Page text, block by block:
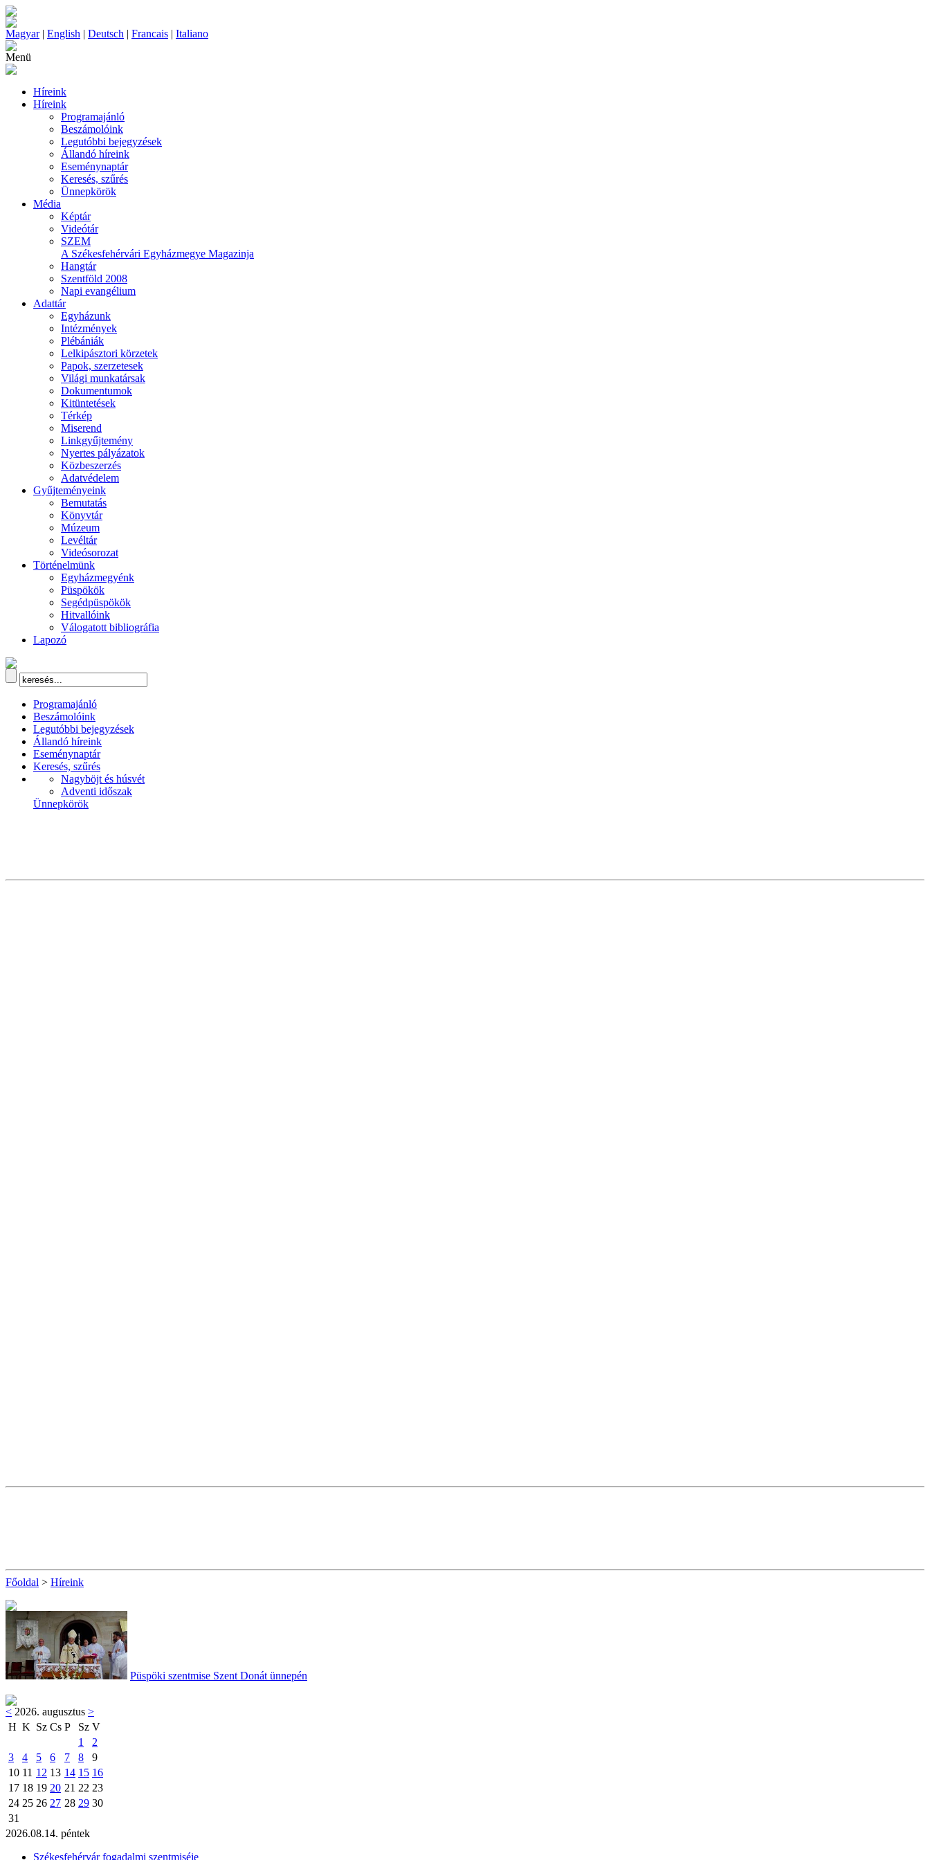
Magyar| English | Deutsch | Francais | Italiano
Menü
Híreink
Híreink
Programajánló
Beszámolóink
Legutóbbi bejegyzések
Állandó híreink
Eseménynaptár
Keresés, szűrés
Ünnepkörök
Média
Képtár
Videótár
SZEM
A Székesfehérvári Egyházmegye Magazinja
Hangtár
Szentföld 2008
Napi evangélium
Adattár
Egyházunk
Intézmények
Plébániák
Lelkipásztori körzetek
Papok, szerzetesek
Világi munkatársak
Dokumentumok
Kitüntetések
Térkép
Miserend
Linkgyűjtemény
Nyertes pályázatok
Közbeszerzés
Adatvédelem
Gyűjteményeink
Bemutatás
Könyvtár
Múzeum
Levéltár
Videósorozat
Történelmünk
Egyházmegyénk
Püspökök
Segédpüspökök
Hitvallóink
Válogatott bibliográfia
Lapozó
Programajánló
Beszámolóink
Legutóbbi bejegyzések
Állandó híreink
Eseménynaptár
Keresés, szűrés
Nagyböjt és húsvét
Adventi időszak
Ünnepkörök
Főoldal > Híreink
Püspöki szentmise Szent Donát ünnepén
< 2026. augusztus >
H K Sz Cs P Sz V
1
2
3
4 5 6 7 8
9
10 11 12 13 14 15 16
17 18 19 20 21 22 23
24 25 26 27 28 29 30
31
2026.08.14. péntek
Székesfehérvár fogadalmi szentmiséje